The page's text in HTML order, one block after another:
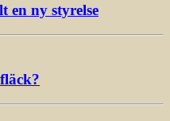
en ny styrelse